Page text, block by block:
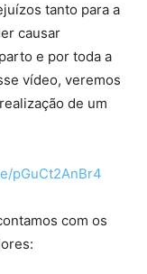
tanto para a
causar
e por toda a
vídeo, veremos
de um
pGuCt2AnBr4
com os